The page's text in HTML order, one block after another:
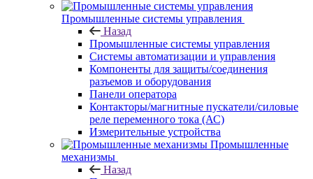
Промышленные системы управления
Назад
Промышленные системы управления
Системы автоматизации и управления
Компоненты для защиты/соединения
разъемов и оборудования
Панели оператора
Контакторы/магнитные пускатели/силовые
реле переменного тока (АС)
Измерительные устройства
Промышленные
механизмы
Назад